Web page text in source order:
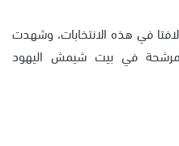
في هذه الانتخابات، وشهدت
مرشحة في بيت شيمش اليهود